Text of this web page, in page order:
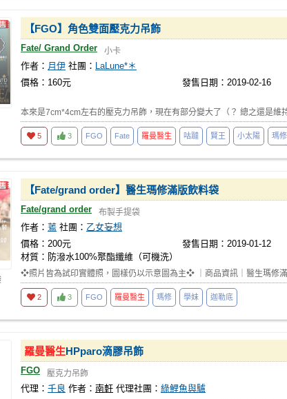
【FGO】角色雙面壓克力吊飾
Fate/ Grand Order 小卡
作者： 月伊 社團： LaLune*＊
價格：160元
發售日期：2019-02-16
本來是7cm*4cm左右的壓克力吊飾，現在有部分變大了（？ 總之還是維
5 3 FGO Fate 羅曼醫生 咕躂 賢王 小太陽 瑪修
【Fate/grand order】醫生瑪修滿版飲料袋
Fate/grand order 布製手提袋
作者： 蔫 社團： 乙女妄想
價格：200元
發售日期：2019-01-12
材質：防潑水100%聚酯纖維（可機洗）
❖照片皆為試印實體照，圖樣仍以示意圖為主❖ ｜商品資訊｜醫生瑪修
2 3 FGO 羅曼醫生 瑪修 學妹 迦勒底
羅曼醫生HPparo滴膠吊飾
FGO 壓克力吊飾
代理： 千良 作者： 南軒 代理社團： 綠鯉魚與驢